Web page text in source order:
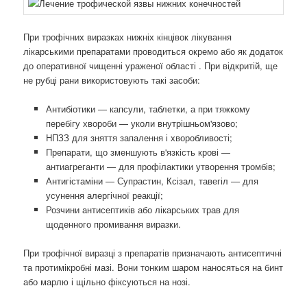
При трофічних виразках нижніх кінцівок лікування
лікарськими препаратами проводиться окремо або як додаток
до оперативної чищенні ураженої області . При відкритій, ще
не рубці рани використовують такі засоби:
Антибіотики — капсули, таблетки, а при тяжкому
перебігу хвороби — уколи внутрішньом'язово;
НПЗЗ для зняття запалення і хворобливості;
Препарати, що зменшують в'язкість крові —
антиагреганти — для профілактики утворення тромбів;
Антигістаміни — Супрастин, Ксізал, тавегіл — для
усунення алергічної реакції;
Розчини антисептиків або лікарських трав для
щоденного промивання виразки.
При трофічної виразці з препаратів призначають антисептичні
та протимікробні мазі. Вони тонким шаром наносяться на бинт
або марлю і щільно фіксуються на нозі.